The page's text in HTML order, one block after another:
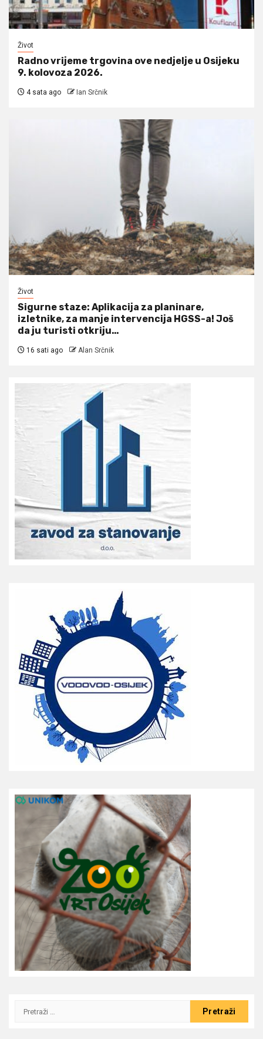
Život
Radno vrijeme trgovina ove nedjelje u Osijeku
9. kolovoza 2026.
4 sata ago Ian Srčnik
Život
Sigurne staze: Aplikacija za planinare,
izletnike, za manje intervencija HGSS-a! Još
da ju turisti otkriju…
16 sati ago Alan Srčnik
Pretraži: